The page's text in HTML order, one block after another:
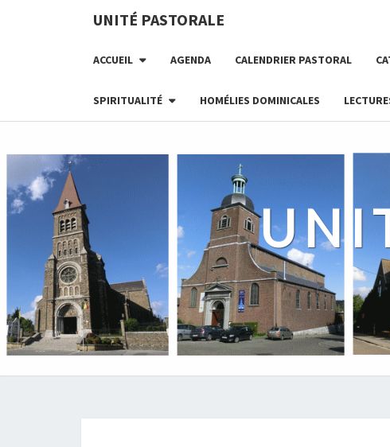
UNITÉ PASTORALE
ACCUEIL AGENDA CALENDRIER PASTORAL
SPIRITUALITÉ HOMÉLIES DOMINICALES